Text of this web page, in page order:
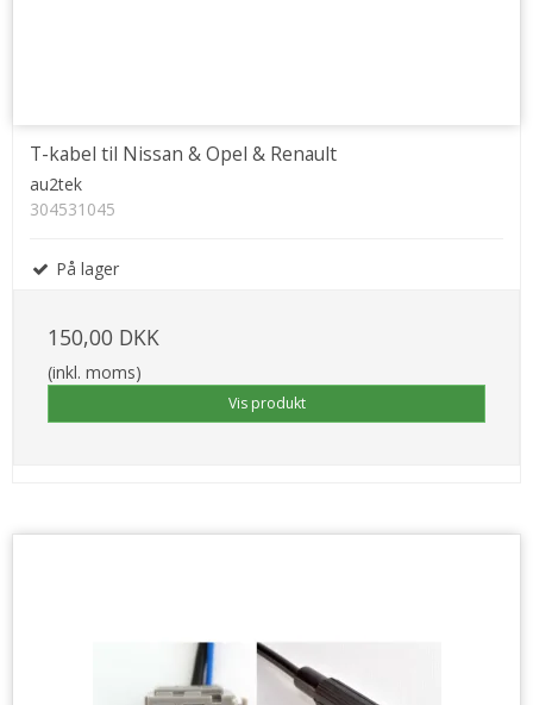
T-kabel til Nissan & Opel & Renault
au2tek
304531045
På lager
150,00 DKK
(inkl. moms)
Vis produkt